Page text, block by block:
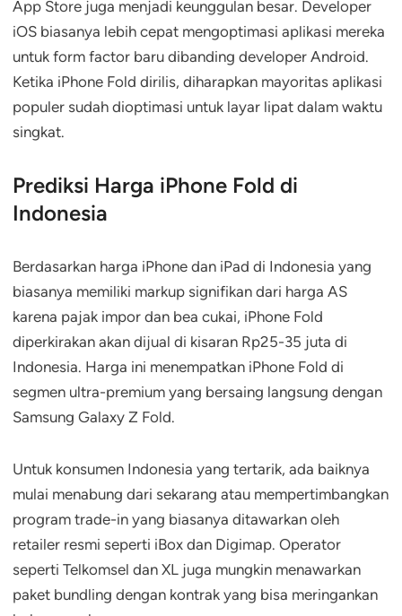
App Store juga menjadi keunggulan besar. Developer
iOS biasanya lebih cepat mengoptimasi aplikasi mereka
untuk form factor baru dibanding developer Android.
Ketika iPhone Fold dirilis, diharapkan mayoritas aplikasi
populer sudah dioptimasi untuk layar lipat dalam waktu
singkat.
Prediksi Harga iPhone Fold di
Indonesia
Berdasarkan harga iPhone dan iPad di Indonesia yang
biasanya memiliki markup signifikan dari harga AS
karena pajak impor dan bea cukai, iPhone Fold
diperkirakan akan dijual di kisaran Rp25-35 juta di
Indonesia. Harga ini menempatkan iPhone Fold di
segmen ultra-premium yang bersaing langsung dengan
Samsung Galaxy Z Fold.
Untuk konsumen Indonesia yang tertarik, ada baiknya
mulai menabung dari sekarang atau mempertimbangkan
program trade-in yang biasanya ditawarkan oleh
retailer resmi seperti iBox dan Digimap. Operator
seperti Telkomsel dan XL juga mungkin menawarkan
paket bundling dengan kontrak yang bisa meringankan